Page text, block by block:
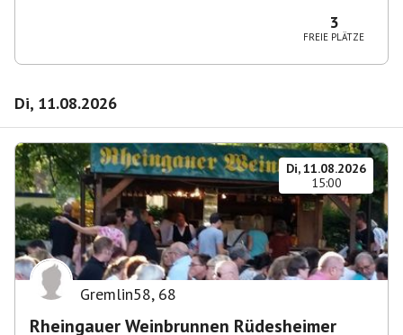
3
FREIE PLÄTZE
Di, 11.08.2026
Di, 11.08.2026
15:00
Gremlin58, 68
Rheingauer Weinbrunnen Rüdesheimer